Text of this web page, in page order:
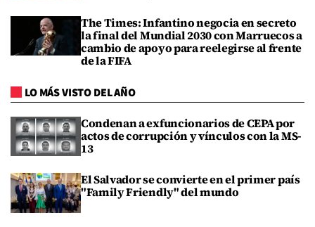
The Times: Infantino negocia en secreto
la final del Mundial 2030 con Marruecos a
cambio de apoyo para reelegirse al frente
de la FIFA
LO MÁS VISTO DEL AÑO
Condenan a exfuncionarios de CEPA por
actos de corrupción y vínculos con la MS-
13
El Salvador se convierte en el primer país
"Family Friendly" del mundo